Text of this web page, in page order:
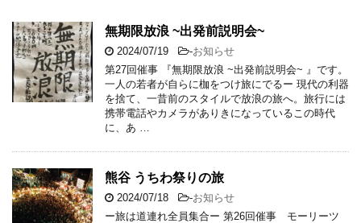
無期限放浪 ~出発前説明会~
2024/07/19 -お知らせ
第27回催事 『無期限放浪 ~出発前説明会~ 』です。
一人の若者が自らに枷をつけ旅にでるー 現代の利器
を捨て、一昔前のスタイルで放浪の旅へ。旅行には
携帯電話やカメラがありきになっているこの時代
に、あ …
熊谷 うちわ祭りの旅
2024/07/18 -お知らせ
ー旅は道連れ全員集合ー 第26回催事 モーリーツ